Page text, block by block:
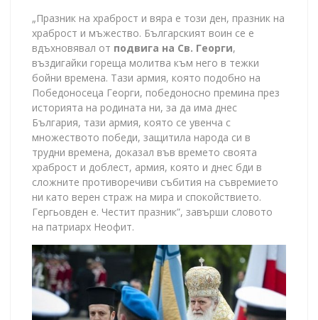
„Празник на храброст и вяра е този ден, празник на
храброст и мъжество. Българският воин се е
вдъхновявал от подвига на Св. Георги,
въздигайки гореща молитва към него в тежки
бойни времена. Тази армия, която подобно на
Победоносеца Георги, победоносно премина през
историята на родината ни, за да има днес
България, тази армия, която се увенча с
множеството победи, защитила народа си в
трудни времена, доказал във времето своята
храброст и доблест, армия, която и днес бди в
сложните противоречиви събития на съвремието
ни като верен страж на мира и спокойствието.
Гергьовден е. Честит празник”, завърши словото
на патриарх Неофит.